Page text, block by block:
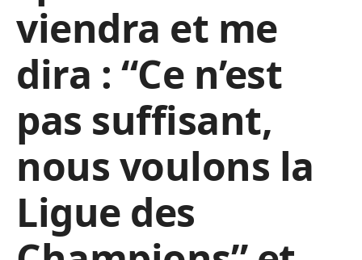
viendra et me
dira : “Ce n’est
pas suffisant,
nous voulons la
Ligue des